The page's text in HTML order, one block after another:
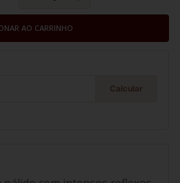
AO CARRINHO
Calcular